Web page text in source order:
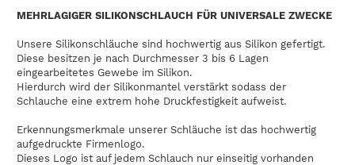
MEHRLAGIGER SILIKONSCHLAUCH FÜR UNIVERSALE ZWECKE
Unsere Silikonschläuche sind hochwertig aus Silikon gefertigt.
Diese besitzen je nach Durchmesser 3 bis 6 Lagen
eingearbeitetes Gewebe im Silikon.
Hierdurch wird der Silikonmantel verstärkt sodass der
Schlauche eine extrem hohe Druckfestigkeit aufweist.
Erkennungsmerkmale unserer Schläuche ist das hochwertig
aufgedruckte Firmenlogo.
Dieses Logo ist auf jedem Schlauch nur einseitig vorhanden